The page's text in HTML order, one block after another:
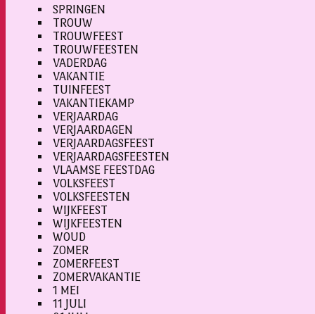
SPRINGEN
TROUW
TROUWFEEST
TROUWFEESTEN
VADERDAG
VAKANTIE
TUINFEEST
VAKANTIEKAMP
VERJAARDAG
VERJAARDAGEN
VERJAARDAGSFEEST
VERJAARDAGSFEESTEN
VLAAMSE FEESTDAG
VOLKSFEEST
VOLKSFEESTEN
WIJKFEEST
WIJKFEESTEN
WOUD
ZOMER
ZOMERFEEST
ZOMERVAKANTIE
1 MEI
11 JULI